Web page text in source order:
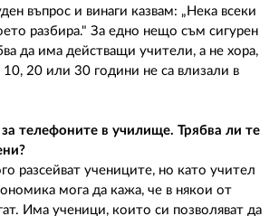
въпрос и винаги казвам: „Нека всеки
разбира." За едно нещо съм сигурен
да има действащи учители, а не хора,
20 или 30 години не са влизали в
телефоните в училище. Трябва ли те
разсейват учениците, но като учител
мога да кажа, че в някои от
Има ученици, които си позволяват да